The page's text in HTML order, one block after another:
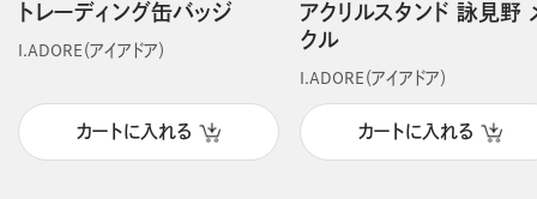
トレーディング缶バッジ
I.ADORE（アイアドア）
カートに入れる
アクリルスタンド 詠見野
クル
I.ADORE（アイアドア）
カートに入れる